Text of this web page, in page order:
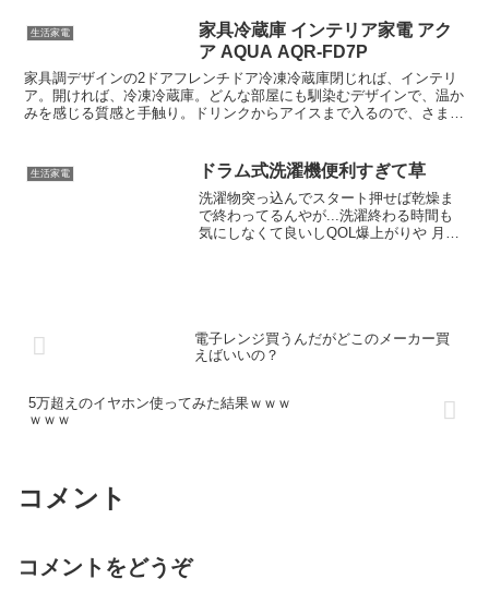
証番号：30600BZI00035000医療機器分類：管理医療機器(家庭用心電
計プログラム)※ECGアプリは18歳以上の成人の使用を意図していま
す。※ECGアプリは心房細動の兆候を補助的に検出し、受診を促す
ものです。医師による診断の代わりになるものではありません。通知
結果は参考のためのものであり、実際の病状とは一致しない場合があ
ります。形状：腕時計タイプ本体サイズ：43.45ｘ24.86ｘ8.99mm質
応OS：Android8.0以降/iOS13.0以降専用アプリ：HUAWEI
HealthBluetooth：Bluetooth 5.0BLEバッテリー容量：N/A充電方法：
磁気充電(ケーブル)駆動時間：約8日間GPS：無センサー：9-axis
IMU sensor (加速度センサー、ジャイロセンサー、地磁気センサー)/
光学式心拍センサー/環境光センサー防水：5ATMモード：100種類の
生活家電
家具冷蔵庫 インテリア家電 アク
ア AQUA AQR-FD7P
家具調デザインの2ドアフレンチドア冷凍冷蔵庫閉じれば、インテリ
ア。開ければ、冷凍冷蔵庫。どんな部屋にも馴染むデザインで、温か
みを感じる質感と手触り。ドリンクからアイスまで入るので、さまざ
どこに置いても、空間に静かに溶け込める。■家具調デザインの2ド
アフレンチドア冷凍冷蔵庫閉じれば、インテリア。開ければ、冷凍冷
蔵庫。どんな部屋にも馴染むデザインで、温かみを感じる質感と手触
り。ドリンクからアイスまで入るので、さまざまなライフスタイルに
も。■右が冷蔵室、左が冷凍室でファン式でINV採用の省エネ＆静音
据付必要奥行寸法:470mm質量:30Kg本体容量:72Lドア開閉タイプ:フ
レンチドアドア数:2自動製氷機能:無【商品サイズ】外箱サイズ
生活家電 ドラム式洗濯機便利すぎて草
洗濯物突っ込んでスタート押せば乾燥ま
で終わってるんやが...洗濯終わる時間も
気にしなくて良いしQOL爆上がりや 月
電子レンジ買うんだがどこのメーカー買
えばいいの？
5万超えのイヤホン使ってみた結果ｗｗｗ
ｗｗｗ
コメント
コメントをどうぞ